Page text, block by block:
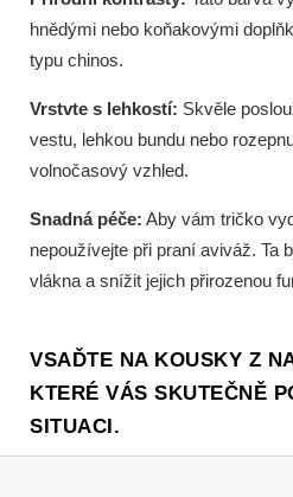
hnědými nebo koňakovými
typu chinos.
Vrstvte s lehkostí: Skvěle
vestu, lehkou bundu nebo
volnočasový vzhled.
Snadná péče: Aby vám tričko
nepoužívejte při praní aviváž. Ta
vlákna a snížit jejich přirozenou
VSAĎTE NA KOUSKY Z
KTERÉ VÁS SKUTEČNĚ
SITUACI.